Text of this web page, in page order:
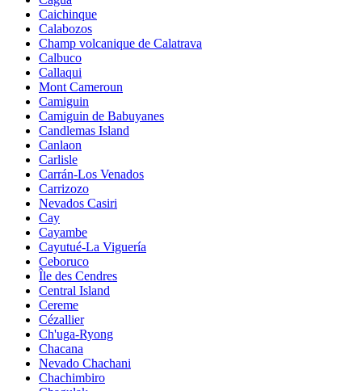
Caichinque
Calabozos
Champ volcanique de Calatrava
Calbuco
Callaqui
Mont Cameroun
Camiguin
Camiguin de Babuyanes
Candlemas Island
Canlaon
Carlisle
Carrán-Los Venados
Carrizozo
Nevados Casiri
Cay
Cayambe
Cayutué-La Viguería
Ceboruco
Île des Cendres
Central Island
Cereme
Cézallier
Ch'uga-Ryong
Chacana
Nevado Chachani
Chachimbiro